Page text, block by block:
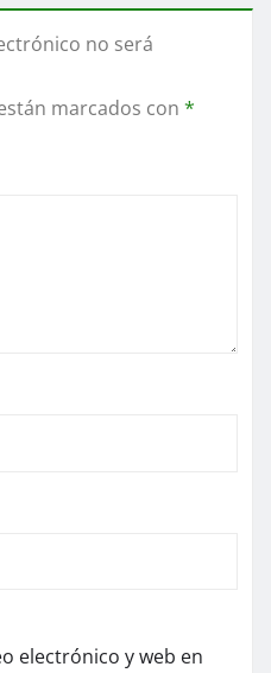
no será
marcados con *
electrónico y web en